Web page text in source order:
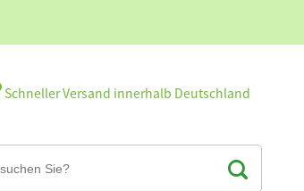
Schneller Versand innerhalb Deutschland